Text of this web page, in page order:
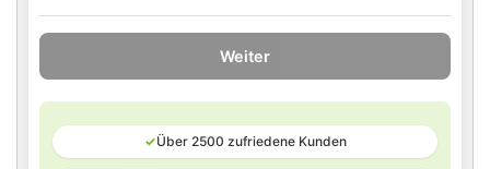
Weiter
✓Über 2500 zufriedene Kunden